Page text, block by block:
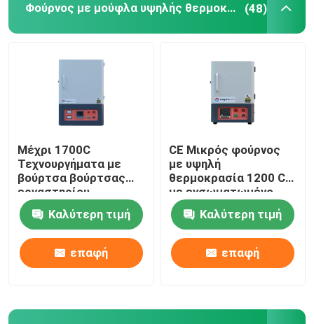
Φούρνος με μούφλα υψηλής θερμοκρασίας (48)
Μέχρι 1700C
Τεχνουργήματα με
βούρτσα βούρτσας
εργαστηρίου
Καλύτερη τιμή
επαφή
CE Μικρός φούρνος
με υψηλή
θερμοκρασία 1200 C
με ενσωματωμένο
καύσιμο
Καλύτερη τιμή
επαφή